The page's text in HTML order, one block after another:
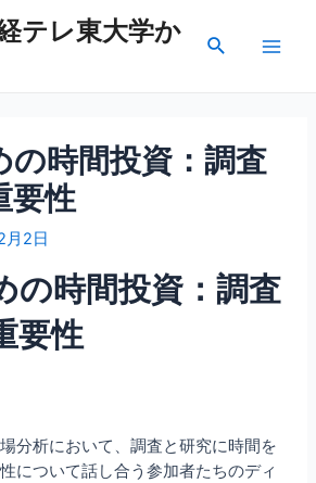
テレ東大学か
検
の時間投資：調査
要性
月2日
の時間投資：調査
要性
分析において、調査と研究に時間を
について話し合う参加者たちのディ